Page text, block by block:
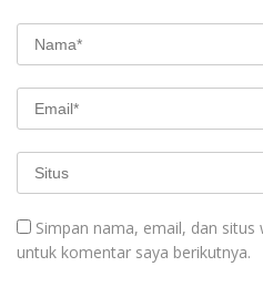
Simpan nama, email, dan
untuk komentar saya berikutnya.